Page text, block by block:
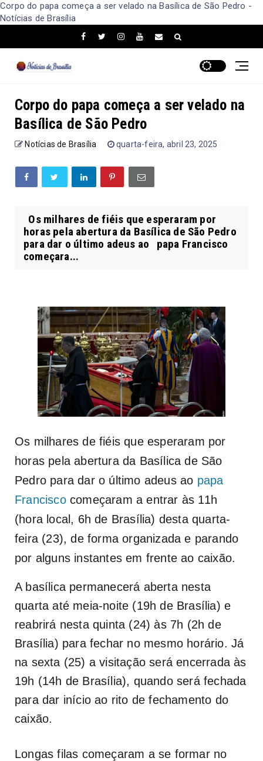
Corpo do papa começa a ser velado na Basílica de São Pedro -
Notícias de Brasília
Corpo do papa começa a ser velado na
Basílica de São Pedro
Notícias de Brasília quarta-feira, abril 23, 2025
Os milhares de fiéis que esperaram por
horas pela abertura da Basílica de São Pedro
para dar o último adeus ao papa Francisco
começara...
Os milhares de fiéis que esperaram por
horas pela abertura da Basílica de São
Pedro para dar o último adeus ao papa
Francisco começaram a entrar às 11h
(hora local, 6h de Brasília) desta quarta-
feira (23), de forma organizada e parando
por alguns instantes em frente ao caixão.
A basílica permanecerá aberta nesta
quarta até meia-noite (19h de Brasília) e
reabrirá nesta quinta (24) às 7h (2h de
Brasília) para fechar no mesmo horário. Já
na sexta (25) a visitação será encerrada às
19h (14h de Brasília), quando será fechada
para dar início ao rito de fechamento do
caixão.
Longas filas começaram a se formar no